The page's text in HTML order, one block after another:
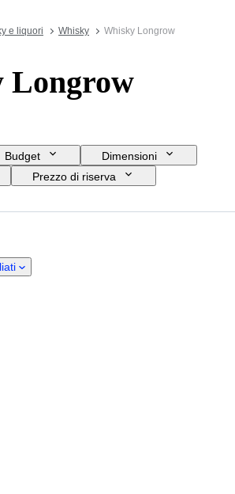
e liquori Whisky Whisky Longrow
Longrow
Budget
Dimensioni
Prezzo di riserva
di alcool